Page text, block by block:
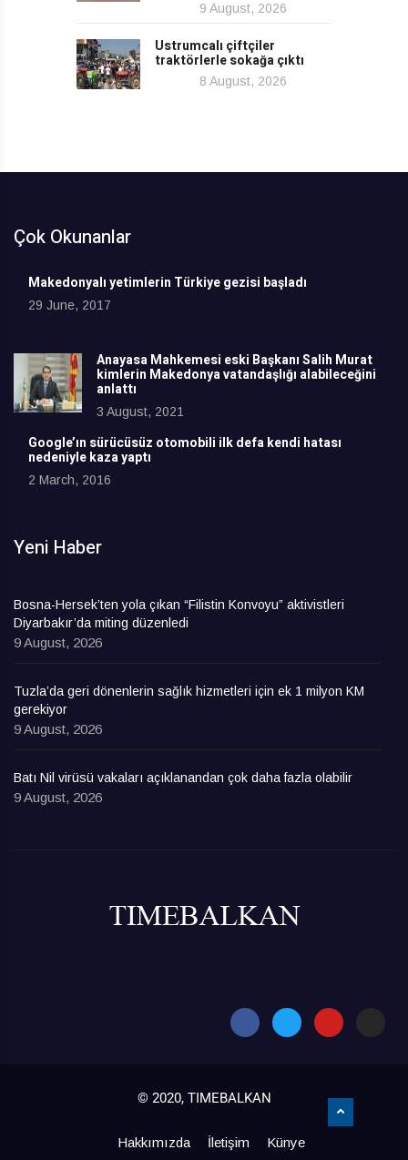
9 August, 2026
Ustrumcalı çiftçiler
traktörlerle sokağa çıktı
8 August, 2026
Çok Okunanlar
Makedonyalı yetimlerin Türkiye gezisi başladı
29 June, 2017
Anayasa Mahkemesi eski Başkanı Salih Murat
kimlerin Makedonya vatandaşlığı alabileceğini
anlattı
3 August, 2021
Google’ın sürücüsüz otomobili ilk defa kendi hatası
nedeniyle kaza yaptı
2 March, 2016
Yeni Haber
Bosna-Hersek’ten yola çıkan “Filistin Konvoyu” aktivistleri
Diyarbakır’da miting düzenledi
9 August, 2026
Tuzla’da geri dönenlerin sağlık hizmetleri için ek 1 milyon KM
gerekiyor
9 August, 2026
Batı Nil virüsü vakaları açıklanandan çok daha fazla olabilir
9 August, 2026
© 2020, TIMEBALKAN
Hakkımızda İletişim Künye